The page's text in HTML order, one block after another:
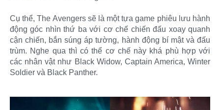
Cụ thể, The Avengers sẽ là một tựa game phiêu lưu hành
động góc nhìn thứ ba với cơ chế chiến đấu xoay quanh
cận chiến, bắn súng áp tường, hành động bí mật và đấu
trùm. Nghe qua thì có thể cơ chế này khá phù hợp với
các nhân vật như Black Widow, Captain America, Winter
Soldier và Black Panther.